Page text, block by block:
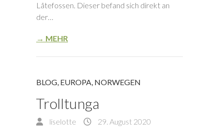
Låtefossen. Dieser befand sich direkt an
der…
→ MEHR
BLOG, EUROPA, NORWEGEN
Trolltunga
liselotte
29. August 2020